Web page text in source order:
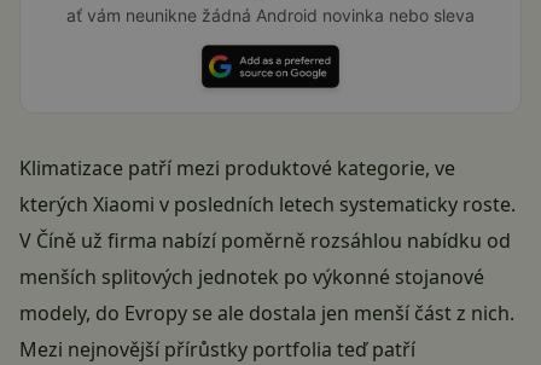
ať vám neunikne žádná Android novinka nebo sleva
Klimatizace patří mezi produktové kategorie, ve
kterých Xiaomi v posledních letech systematicky roste.
V Číně už firma nabízí poměrně rozsáhlou nabídku od
menších splitových jednotek po výkonné stojanové
modely, do Evropy se ale dostala jen menší část z nich.
Mezi nejnovější přírůstky portfolia teď patří